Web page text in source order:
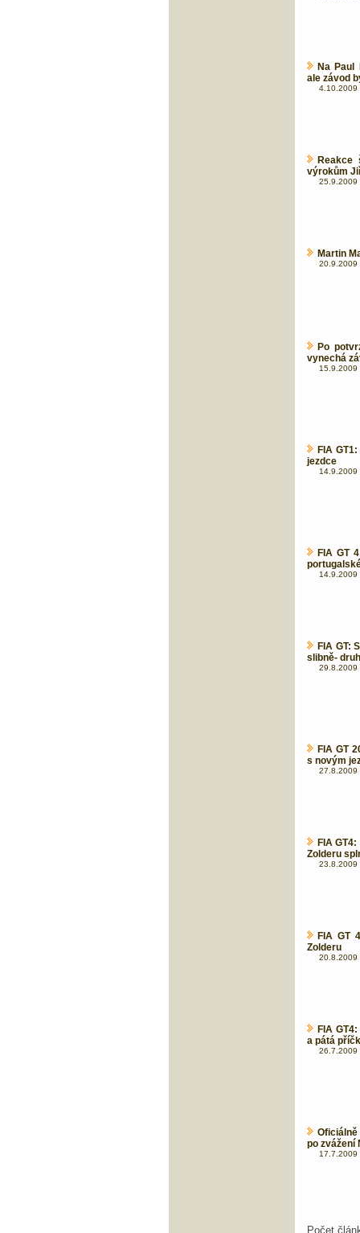
Na Paul
ale závod
4.10.2009
Reakce
výrokům
25.9.2009
Martin
20.9.2009
Po
vynechá
15.9.2009
FIA
jezdce
14.9.2009
FIA GT
14.9.2009
FIA GT:
slibně-
29.8.2009
FIA GT
s novým
27.8.2009
FIA
Zolderu
23.8.2009
FIA GT
Zolderu
20.8.2009
FIA
a pátá
26.7.2009
po zvážení
17.7.2009
Počet